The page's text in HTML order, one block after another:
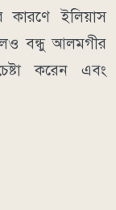
কারণে ইলিয়াস
বন্ধু আলমগীর
করেন এবং